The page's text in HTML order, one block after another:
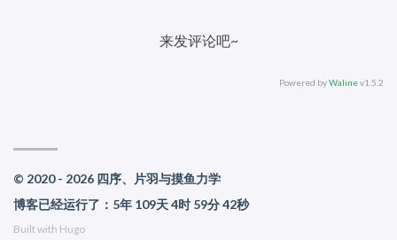
来发评论吧~
Powered byWalinev1.5.2
© 2020 - 2026 四序、片羽与摸鱼力学
博客已经运行了：5年 109天 4时 59分 42秒
Built with Hugo